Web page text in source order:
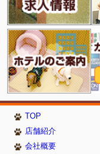
TOP
店舗紹介
会社概要